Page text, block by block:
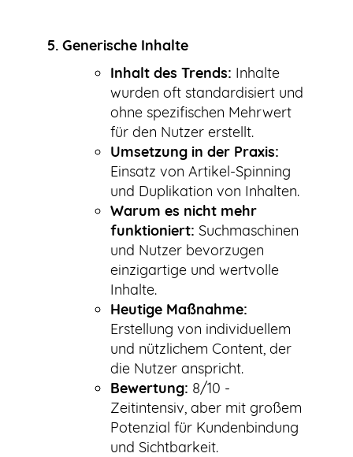
5. Generische Inhalte
Inhalt des Trends: Inhalte
wurden oft standardisiert und
ohne spezifischen Mehrwert
für den Nutzer erstellt.
Umsetzung in der Praxis:
Einsatz von Artikel-Spinning
und Duplikation von Inhalten.
Warum es nicht mehr
funktioniert: Suchmaschinen
und Nutzer bevorzugen
einzigartige und wertvolle
Inhalte.
Heutige Maßnahme:
Erstellung von individuellem
und nützlichem Content, der
die Nutzer anspricht.
Bewertung: 8/10 -
Zeitintensiv, aber mit großem
Potenzial für Kundenbindung
und Sichtbarkeit.